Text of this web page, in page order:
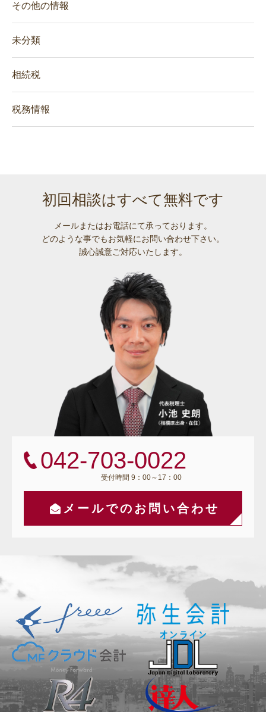
その他の情報
未分類
相続税
税務情報
初回相談はすべて無料です
メールまたはお電話にて承っております。
どのような事でもお気軽にお問い合わせ下さい。
誠心誠意ご対応いたします。
042-703-0022
受付時間 9：00～17：00
メールでのお問い合わせ